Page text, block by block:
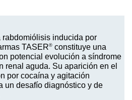
rabdomiólisis inducida por
TASER® constituye una
potencial evolución a síndrome
renal aguda. Su aparición en el
por cocaína y agitación
un desafío diagnóstico y de